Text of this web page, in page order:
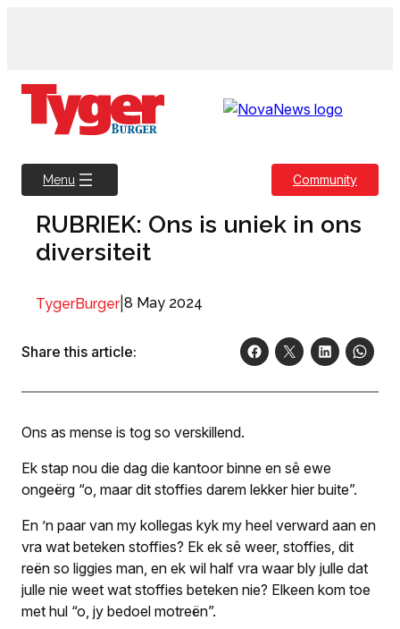
Menu Community
RUBRIEK: Ons is uniek in ons
diversiteit
TygerBurger| 8 May 2024
Share this article:
Ons as mense is tog so verskillend.
Ek stap nou die dag die kantoor binne en sê ewe
ongeërg “o, maar dit stoffies darem lekker hier buite”.
En ’n paar van my kollegas kyk my heel verward aan en
vra wat beteken stoffies? Ek ek sê weer, stoffies, dit
reën so liggies man, en ek wil half vra waar bly julle dat
julle nie weet wat stoffies beteken nie? Elkeen kom toe
met hul “o, jy bedoel motreën”.